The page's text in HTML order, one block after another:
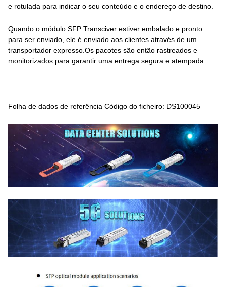
e rotulada para indicar o seu conteúdo e o endereço de destino.
Quando o módulo SFP Transciver estiver embalado e pronto
para ser enviado, ele é enviado aos clientes através de um
transportador expresso.Os pacotes são então rastreados e
monitorizados para garantir uma entrega segura e atempada.
Folha de dados de referência Código do ficheiro: DS100045